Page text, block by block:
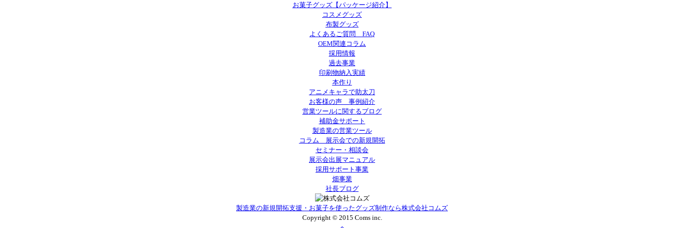
お菓子グッズ【パッケージ紹介】
コスメグッズ
布製グッズ
よくあるご質問 FAQ
OEM関連コラム
採用情報
過去事業
印刷物納入実績
本作り
アニメキャラで助太刀
お客様の声 事例紹介
営業ツールに関するブログ
補助金サポート
製造業の営業ツール
コラム 展示会での新規開拓
セミナー・相談会
展示会出展マニュアル
採用サポート事業
畑事業
社長ブログ
製造業の新規開拓支援・お菓子を使ったグッズ制作なら株式会社コムズ
Copyright © 2015 Coms inc.